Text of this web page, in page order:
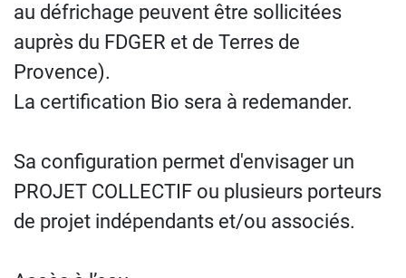
au défrichage peuvent être sollicitées
auprès du FDGER et de Terres de
Provence).
La certification Bio sera à redemander.
Sa configuration permet d'envisager un
PROJET COLLECTIF ou plusieurs porteurs
de projet indépendants et/ou associés.